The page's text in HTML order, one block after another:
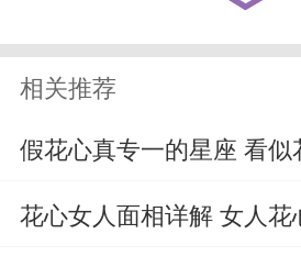
三、天秤座男生：优柔
择
天秤座男生善于权衡利
好感，却难以抉择。天秤
相关推荐
假花心真专一的星座 看似花
花心女人面相详解 女人花